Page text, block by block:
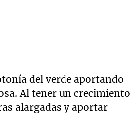
del verde aportando
Al tener un crecimiento
alargadas y aportar